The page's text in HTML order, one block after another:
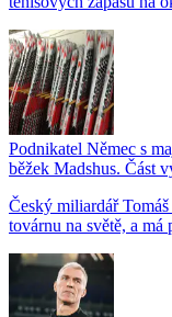
Podnikatel Němec s
běžek Madshus. Část
Český miliardář
továrnu na světě, a